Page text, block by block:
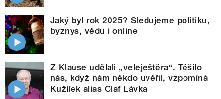
Jaký byl rok 2025? Sledujeme politiku,
byznys, vědu i online
Z Klause udělali „veleještěra“. Těšilo
nás, když nám někdo uvěřil, vzpomíná
Kužílek alias Olaf Lávka